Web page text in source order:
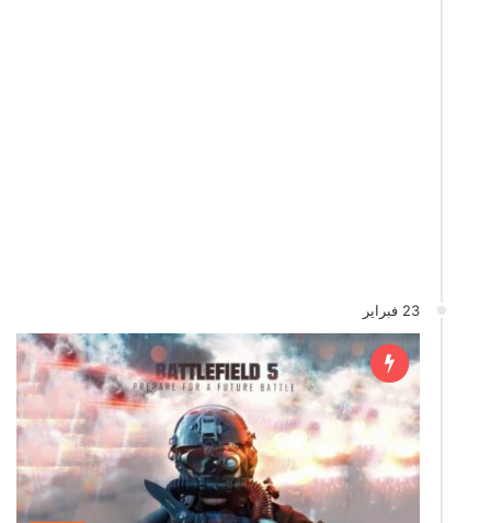
23 فبراير